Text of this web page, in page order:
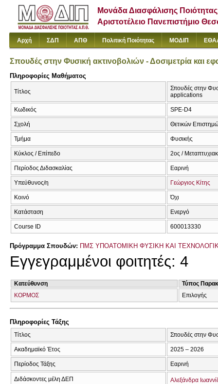
Μονάδα Διασφάλισης Ποιότητας
Αριστοτέλειο Πανεπιστήμιο
Αρχή ΣΔΠ ΑΠΘ Πολιτική Ποιότητας ΜΟΔΙΠ
Σπουδές στην Φυσική ακτινοβολιών - Δοσιμετρία και
Πληροφορίες Μαθήματος
Τίτλος
Σπουδές στην
applications
Κωδικός SPE-D4
Σχολή Θετικών
Τμήμα Φυσικής
Κύκλος / Επίπεδο 2ος /
Περίοδος Διδασκαλίας Εαρινή
Υπεύθυνος/η Γεώργιος Κίτης
Κοινό Όχι
Κατάσταση Ενεργό
Course ID 600013330
Πρόγραμμα Σπουδών: ΠΜΣ ΥΠΟΑΤΟΜΙΚΗ ΦΥΣΙΚΗ ΚΑΙ
Εγγεγραμμένοι φοιτητές: 4
Κατεύθυνση
Τύπος
ΚΟΡΜΟΣ
Επιλογής
Πληροφορίες Τάξης
Τίτλος Σπουδές στην
Ακαδημαϊκό Έτος 2025 – 2026
Περίοδος Τάξης Εαρινή
Διδάσκοντες μέλη ΔΕΠ Αλεξάνδρα